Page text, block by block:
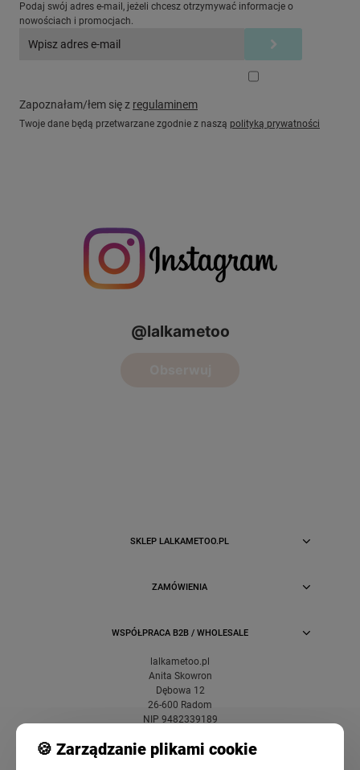
Podaj swój adres e-mail, jeżeli chcesz otrzymywać informacje o
nowościach i promocjach.
Zapoznałam/łem się z regulaminem
Twoje dane będą przetwarzane zgodnie z naszą polityką prywatności
SKLEP LALKAMETOO.PL
ZAMÓWIENIA
WSPÓŁPRACA B2B / WHOLESALE
lalkametoo.pl
Anita Skowron
Dębowa 12
26-600 Radom
NIP 9482339189
🍪 Zarządzanie plikami cookie